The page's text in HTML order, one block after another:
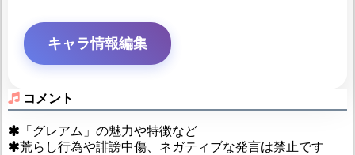
キャラ情報編集
コメント
「グレアム」の魅力や特徴など
荒らし行為や誹謗中傷、ネガティブな発言は禁止です